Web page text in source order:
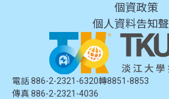
個資政策
個人資料告知
電話 886-2-2321-6320轉8851-8853
傳真 886-2-2321-4036